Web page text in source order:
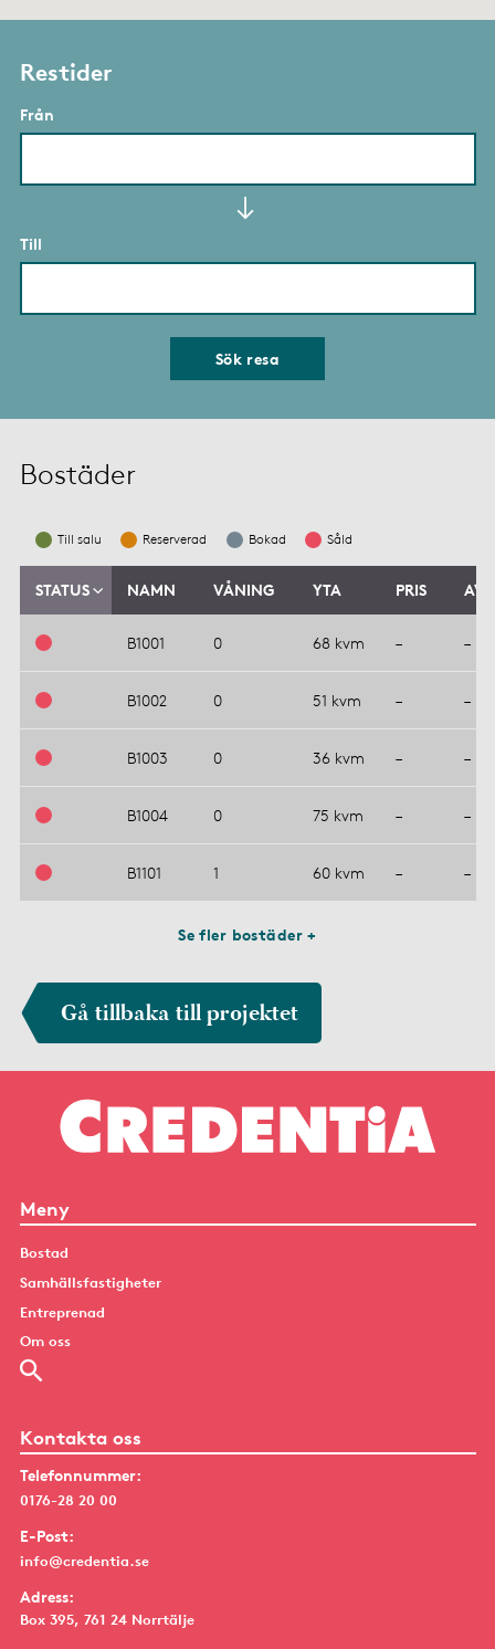
Restider
Från
Till
Sök resa
Bostäder
Till salu Reserverad Bokad Såld
STATUS NAMN VÅNING YTA PRIS
B1001 0 68 kvm – –
B1002 0 51 kvm – –
B1003 0 36 kvm – –
B1004 0 75 kvm – –
B1101 1 60 kvm – –
Se fler bostäder +
Gå tillbaka till projektet
Meny
Bostad
Samhällsfastigheter
Entreprenad
Om oss
Kontakta oss
Telefonnummer:
0176-28 20 00
E-Post:
info@credentia.se
Adress:
Box 395, 761 24 Norrtälje